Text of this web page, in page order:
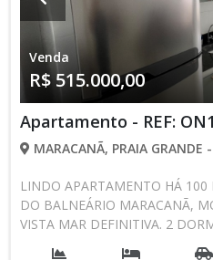
Venda
R$ 515.000,00
Apartamento - REF:
MARACANÃ, PRAIA GRANDE
LINDO APARTAMENTO HÁ
DO BALNEÁRIO MARACANÃ,
VISTA MAR DEFINITIVA. 2
COM VISTA PARA PRAIA. SALA